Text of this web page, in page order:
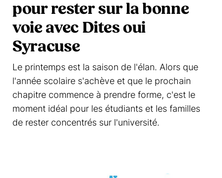
pour rester sur la bonne
voie avec Dites oui
Syracuse
Le printemps est la saison de l'élan. Alors que
l'année scolaire s'achève et que le prochain
chapitre commence à prendre forme, c'est le
moment idéal pour les étudiants et les familles
de rester concentrés sur l'université.